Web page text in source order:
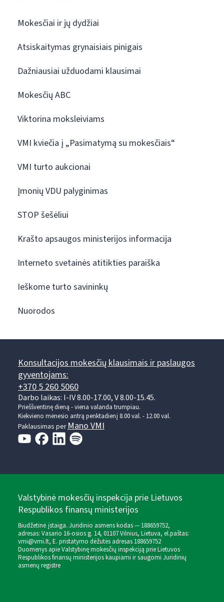
Mokesčiai ir jų dydžiai
Atsiskaitymas grynaisiais pinigais
Dažniausiai užduodami klausimai
Mokesčių ABC
Viktorina moksleiviams
VMI kviečia į „Pasimatymą su mokesčiais“
VMI turto aukcionai
Įmonių VDU palyginimas
STOP šešėliui
Krašto apsaugos ministerijos informacija
Interneto svetainės atitikties paraiška
Ieškome turto savininkų
Nuorodos
Konsultacijos mokesčių klausimais ir paslaugos
gyventojams:
+370 5 260 5060
Darbo laikas: I-IV 8.00-17.00, V 8.00-15.45.
Prieššventinę dieną - viena valanda trumpiau.
Kiekvieno mėnesio antrą penktadienį 8.00 val. - 12.00 val.
Paklausimas perMano VMI
Valstybinė mokesčių inspekcija prie Lietuvos
Respublikos finansų ministerijos
Biudžetinė įstaiga. Juridinio asmens kodas — 188659752,
adresas: Vasario 16-osios g. 14, 01107 Vilnius, Lietuva, el.paštas:
vmi@vmi.lt, E. pristatymo dėžutės adresas 188659752
Duomenys apie Valstybinę mokesčių inspekciją prie Lietuvos
Respublikos finansų ministerijos kaupiami ir saugomi Juridinių
asmenų registre